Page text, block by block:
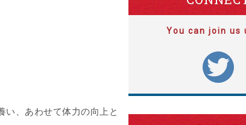
い、あわせて体力の向上と
You can join us